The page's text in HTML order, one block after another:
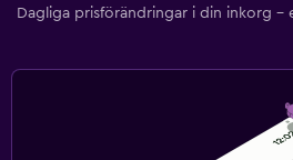
Ångbastu
Dagliga prisförändringar i din inkorg –